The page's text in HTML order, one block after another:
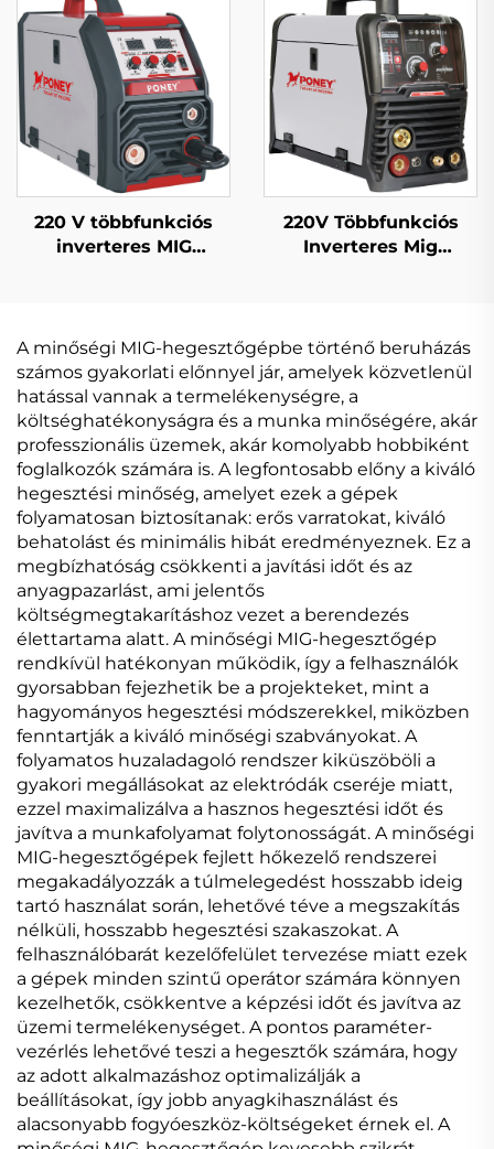
hegesztőgép
szinergikus
hegesztőgép
220 V többfunkciós
inverteres MIG
220V Többfunkciós
Inverteres Mig
Egypulzusos
Szinergetikus Mig
Hegesztőgép
A minőségi MIG-hegesztőgépbe történő beruházás
számos gyakorlati előnnyel jár, amelyek közvetlenül
hatással vannak a termelékenységre, a
költséghatékonyságra és a munka minőségére, akár
professzionális üzemek, akár komolyabb hobbiként
foglalkozók számára is. A legfontosabb előny a kiváló
hegesztési minőség, amelyet ezek a gépek
folyamatosan biztosítanak: erős varratokat, kiváló
behatolást és minimális hibát eredményeznek. Ez a
megbízhatóság csökkenti a javítási időt és az
anyagpazarlást, ami jelentős
költségmegtakarításhoz vezet a berendezés
élettartama alatt. A minőségi MIG-hegesztőgép
rendkívül hatékonyan működik, így a felhasználók
gyorsabban fejezhetik be a projekteket, mint a
hagyományos hegesztési módszerekkel, miközben
fenntartják a kiváló minőségi szabványokat. A
folyamatos huzaladagoló rendszer kiküszöböli a
gyakori megállásokat az elektródák cseréje miatt,
ezzel maximalizálva a hasznos hegesztési időt és
javítva a munkafolyamat folytonosságát. A minőségi
MIG-hegesztőgépek fejlett hőkezelő rendszerei
megakadályozzák a túlmelegedést hosszabb ideig
tartó használat során, lehetővé téve a megszakítás
nélküli, hosszabb hegesztési szakaszokat. A
felhasználóbarát kezelőfelület tervezése miatt ezek
a gépek minden szintű operátor számára könnyen
kezelhetők, csökkentve a képzési időt és javítva az
üzemi termelékenységet. A pontos paraméter-
vezérlés lehetővé teszi a hegesztők számára, hogy
az adott alkalmazáshoz optimalizálják a
beállításokat, így jobb anyagkihasználást és
alacsonyabb fogyóeszköz-költségeket érnek el. A